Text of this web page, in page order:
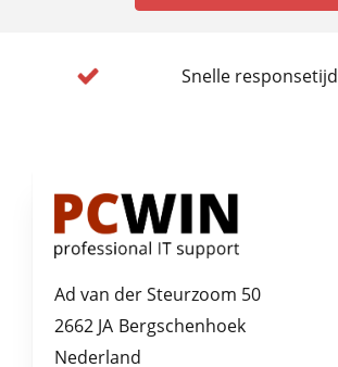
Snelle responsetijd
Ad van der Steurzoom 50
2662 JA Bergschenhoek
Nederland